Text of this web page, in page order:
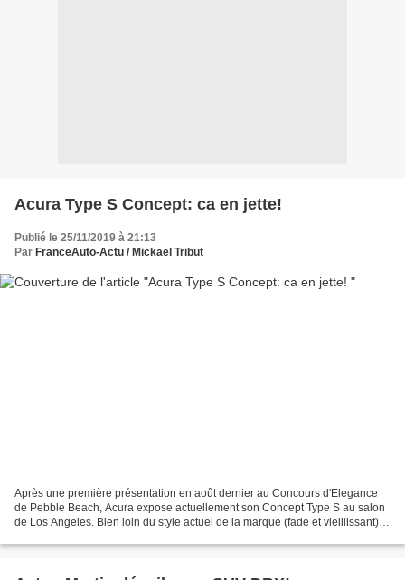
Acura Type S Concept: ca en jette!
Publié le 25/11/2019 à 21:13
Par FranceAuto-Actu / Mickaël Tribut
Après une première présentation en août dernier au Concours d'Elegance
de Pebble Beach, Acura expose actuellement son Concept Type S au salon
de Los Angeles. Bien loin du style actuel de la marque (fade et vieillissant),